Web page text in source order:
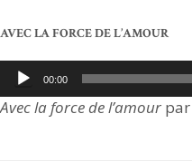
AVEC LA FORCE DE L’AMOUR
Lecteur
audio
00:00
Avec la force de l’amour